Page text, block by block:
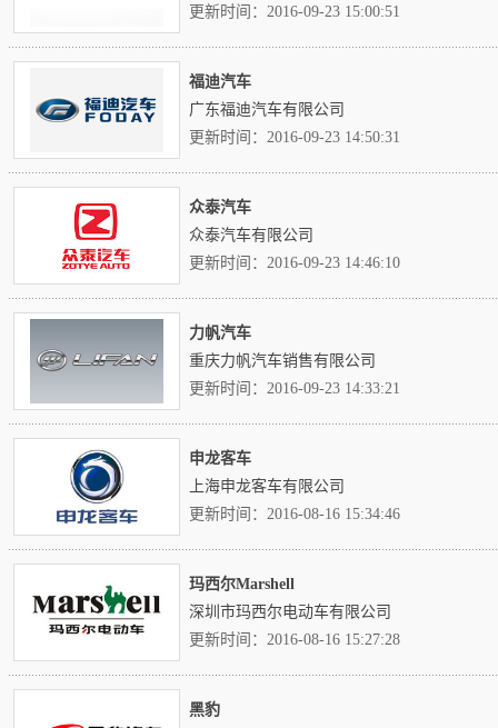
更新时间：2016-09-23 15:00:51
福迪汽车
广东福迪汽车有限公司
更新时间：2016-09-23 14:50:31
众泰汽车
众泰汽车有限公司
更新时间：2016-09-23 14:46:10
力帆汽车
重庆力帆汽车销售有限公司
更新时间：2016-09-23 14:33:21
申龙客车
上海申龙客车有限公司
更新时间：2016-08-16 15:34:46
玛西尔Marshell
深圳市玛西尔电动车有限公司
更新时间：2016-08-16 15:27:28
黑豹